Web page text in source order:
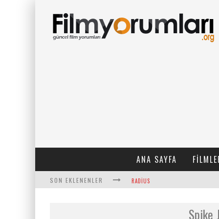
ANA SAYFA
SON EKLENENLER RADIUS
Spike